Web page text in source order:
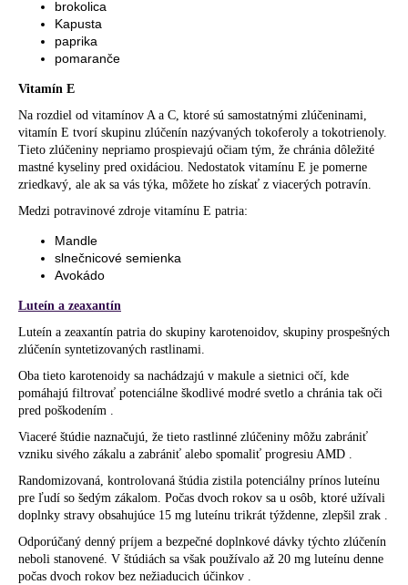
brokolica
Kapusta
paprika
pomaranče
Vitamín E
Na rozdiel od vitamínov A a C, ktoré sú samostatnými zlúčeninami,
vitamín E tvorí skupinu zlúčenín nazývaných tokoferoly a tokotrienoly.
Tieto zlúčeniny nepriamo prospievajú očiam tým, že chránia dôležité
mastné kyseliny pred oxidáciou. Nedostatok vitamínu E je pomerne
zriedkavý, ale ak sa vás týka, môžete ho získať z viacerých potravín.
Medzi potravinové zdroje vitamínu E patria:
Mandle
slnečnicové semienka
Avokádo
Luteín a zeaxantín
Luteín a zeaxantín patria do skupiny karotenoidov, skupiny prospešných
zlúčenín syntetizovaných rastlinami.
Oba tieto karotenoidy sa nachádzajú v makule a sietnici očí, kde
pomáhajú filtrovať potenciálne škodlivé modré svetlo a chránia tak oči
pred poškodením .
Viaceré štúdie naznačujú, že tieto rastlinné zlúčeniny môžu zabrániť
vzniku sivého zákalu a zabrániť alebo spomaliť progresiu AMD .
Randomizovaná, kontrolovaná štúdia zistila potenciálny prínos luteínu
pre ľudí so šedým zákalom. Počas dvoch rokov sa u osôb, ktoré užívali
doplnky stravy obsahujúce 15 mg luteínu trikrát týždenne, zlepšil zrak .
Odporúčaný denný príjem a bezpečné doplnkové dávky týchto zlúčenín
neboli stanovené. V štúdiách sa však používalo až 20 mg luteínu denne
počas dvoch rokov bez nežiaducich účinkov .